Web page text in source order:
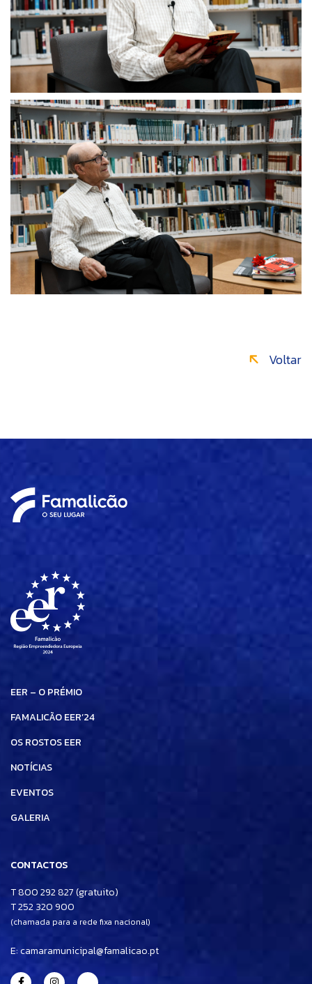
Voltar
EER – O PRÉMIO
FAMALICÃO EER’24
OS ROSTOS EER
NOTÍCIAS
EVENTOS
GALERIA
CONTACTOS
T 800 292 827 (gratuito)
T 252 320 900
(chamada para a rede fixa nacional)
E:camaramunicipal@famalicao.pt